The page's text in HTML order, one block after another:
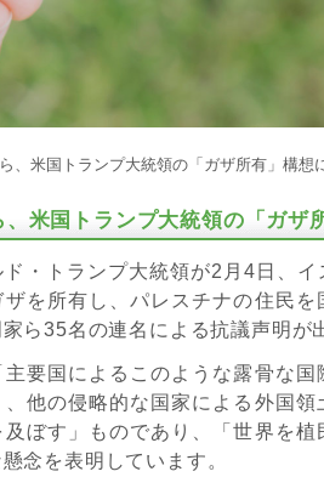
、米国トランプ大統領の「ガザ所有」構想
、米国トランプ大統領の「ガザ
・トランプ大統領が2 月4 日、
ザを所有し、パレスチナの住民
家ら35名の連名による抗議声明が
要国によるこのような露骨な国
他の侵略的な国家による外国
ぼす」ものであり、「世界を
念を表明しています。